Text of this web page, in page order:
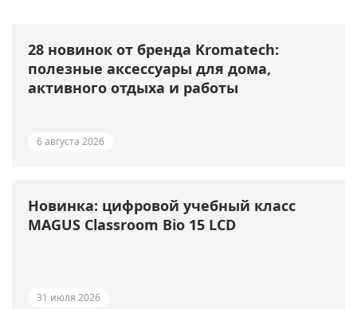
28 новинок от бренда Kromatech:
полезные аксессуары для дома,
активного отдыха и работы
6 августа 2026
Новинка: цифровой учебный класс
MAGUS Classroom Bio 15 LCD
31 июля 2026